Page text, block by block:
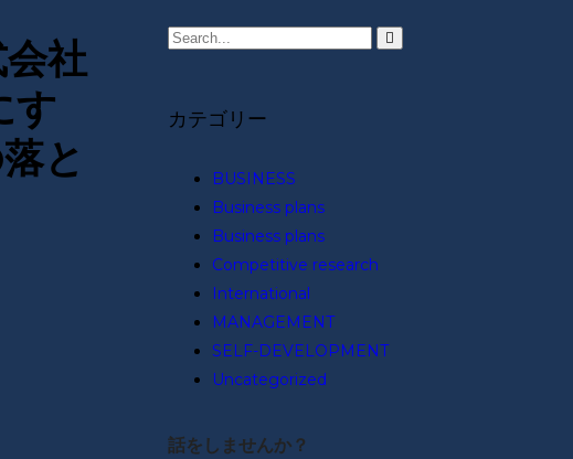
社
す
と
カテゴリー
BUSINESS
Business plans
Business plans
Competitive research
International
MANAGEMENT
SELF-DEVELOPMENT
Uncategorized
話をしませんか？